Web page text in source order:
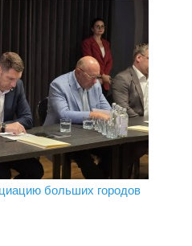
усилениябольших городов
«Mediastrims» расскажет
возможностями